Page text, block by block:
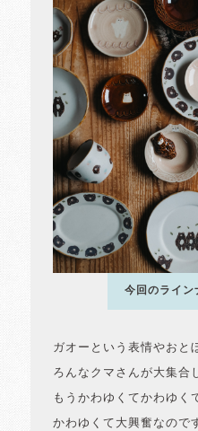
今回のライ
ガオーという表情やおと
ろんなクマさんが大集合
もうかわゆくてかわゆく
かわゆくて大興奮なので